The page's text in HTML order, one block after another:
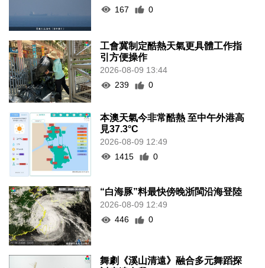
167
0
工會冀制定酷熱天氣更具體工作指
引方便操作
2026-08-09 13:44
239
0
本澳天氣今非常酷熱 至中午外港高
見37.3°C
2026-08-09 12:49
1415
0
“白海豚”料最快傍晚浙閩沿海登陸
2026-08-09 12:49
446
0
舞劇《溪山清遠》融合多元舞蹈探